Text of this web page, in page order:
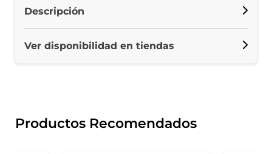
Descripción
Ver disponibilidad en tiendas
Productos Recomendados